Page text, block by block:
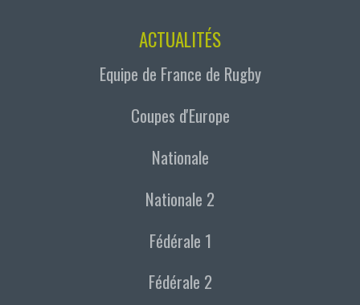
ACTUALITÉS
Equipe de France de Rugby
Coupes d'Europe
Nationale
Nationale 2
Fédérale 1
Fédérale 2